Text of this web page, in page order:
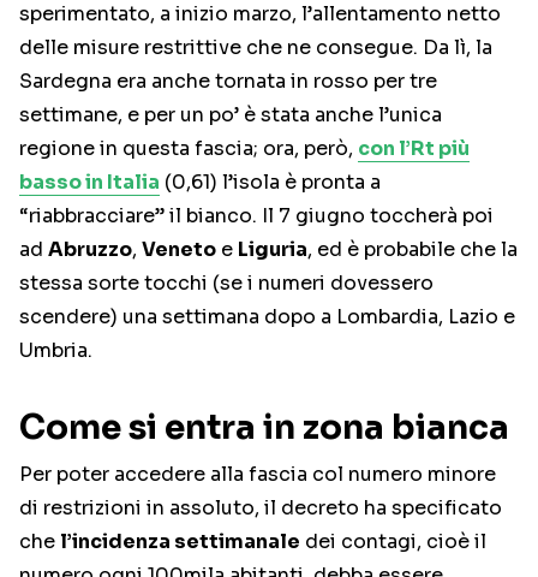
sperimentato, a inizio marzo, l’allentamento netto
delle misure restrittive che ne consegue. Da lì, la
Sardegna era anche tornata in rosso per tre
settimane, e per un po’ è stata anche l’unica
regione in questa fascia; ora, però, con l’Rt più
basso in Italia (0,61) l’isola è pronta a
“riabbracciare” il bianco. Il 7 giugno toccherà poi
ad Abruzzo, Veneto e Liguria, ed è probabile che la
stessa sorte tocchi (se i numeri dovessero
scendere) una settimana dopo a Lombardia, Lazio e
Umbria.
Come si entra in zona bianca
Per poter accedere alla fascia col numero minore
di restrizioni in assoluto, il decreto ha specificato
che l’incidenza settimanale dei contagi, cioè il